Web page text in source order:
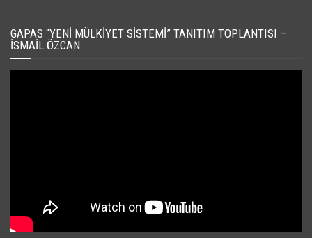
GAPAS “YENI MÜLKIYET SISTEMI” TANITIM TOPLANTISI –
İSMAIL ÖZCAN